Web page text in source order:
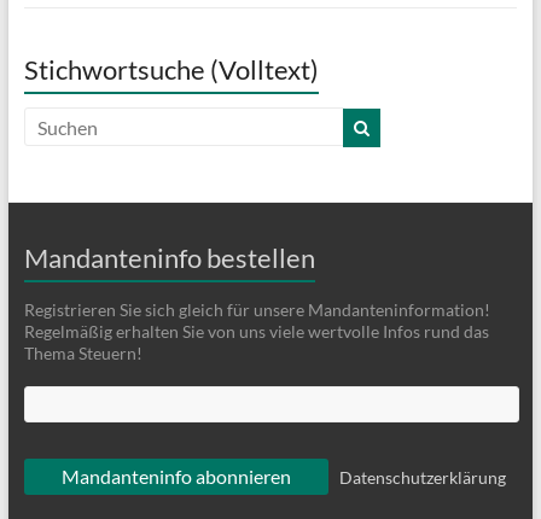
Stichwortsuche (Volltext)
Mandanteninfo bestellen
Registrieren Sie sich gleich für unsere Mandanteninformation!
Regelmäßig erhalten Sie von uns viele wertvolle Infos rund das
Thema Steuern!
Datenschutzerklärung